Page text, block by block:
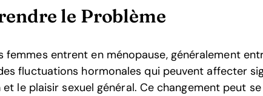
le Problème
femmes entrent en ménopause, généralement
fluctuations hormonales qui peuvent affecter
et le plaisir sexuel général. Ce changement peut